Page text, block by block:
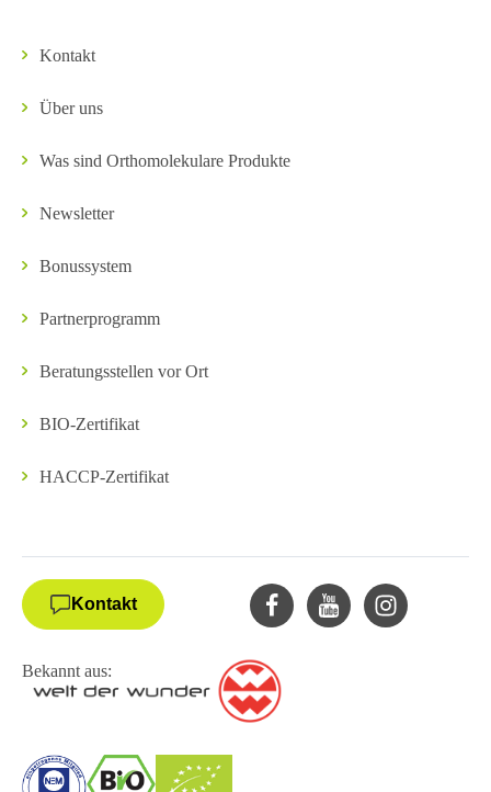
Kontakt
Über uns
Was sind Orthomolekulare Produkte
Newsletter
Bonussystem
Partnerprogramm
Beratungsstellen vor Ort
BIO-Zertifikat
HACCP-Zertifikat
Kontakt
Bekannt aus: